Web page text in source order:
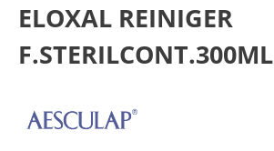
ELOXAL REINIGER
F.STERILCONT.300ML